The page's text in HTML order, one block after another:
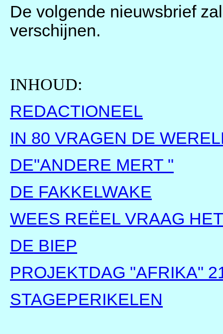
De volgende nieuwsbrief
verschijnen.
INHOUD:
REDACTIONEEL
IN 80 VRAGEN DE
DE"ANDERE MERT "
DE FAKKELWAKE
WEES REËEL VRAAG
DE BIEP
PROJEKTDAG "AFRIKA"
STAGEPERIKELEN